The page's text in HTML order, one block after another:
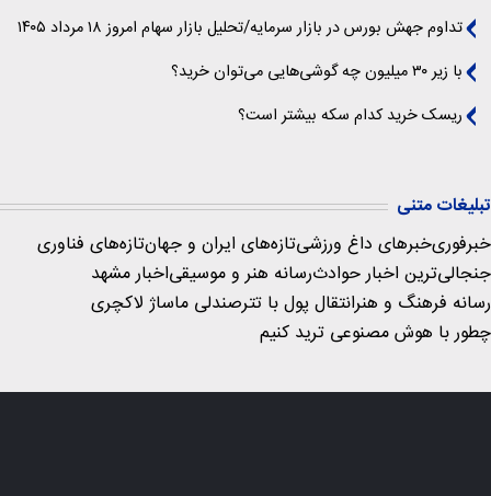
تداوم جهش بورس در بازار سرمایه/تحلیل بازار سهام امروز ۱۸ مرداد ۱۴۰۵
با زیر ۳۰ میلیون چه گوشی‌هایی می‌توان خرید؟
ریسک خرید کدام سکه بیشتر است؟
تبلیغات متنی
خبرفوریخبرهای داغ ورزشیتازه‌های ایران و جهانتازه‌های فناوری
جنجالی‌ترین اخبار حوادثرسانه هنر و موسیقیاخبار مشهد
رسانه فرهنگ و هنرانتقال پول با تترصندلی ماساژ لاکچری
چطور با هوش مصنوعی ترید کنیم